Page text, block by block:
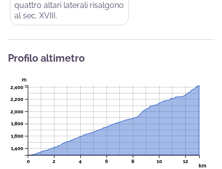
quattro altari laterali risalgono
al sec. XVIII.
Profilo altimetro
0 2 4 6 8 10 12
km
1,400
1,600
1,800
2,000
2,200
2,400
m